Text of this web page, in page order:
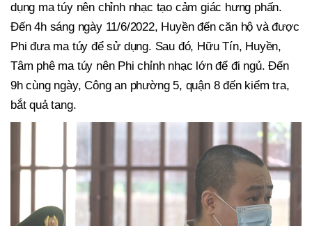
dụng ma túy nên chỉnh nhạc tạo cảm giác hưng phấn.
Đến 4h sáng ngày 11/6/2022, Huyền đến căn hộ và được
Phi đưa ma túy để sử dụng. Sau đó, Hữu Tín, Huyền,
Tâm phê ma túy nên Phi chỉnh nhạc lớn để đi ngủ. Đến
9h cùng ngày, Công an phường 5, quận 8 đến kiểm tra,
bắt quả tang.